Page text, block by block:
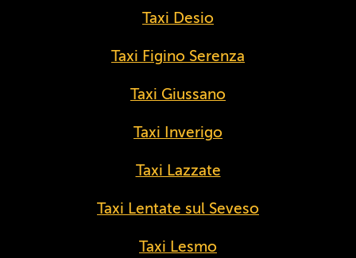
Taxi Desio
Taxi Figino Serenza
Taxi Giussano
Taxi Inverigo
Taxi Lazzate
Taxi Lentate sul Seveso
Taxi Lesmo